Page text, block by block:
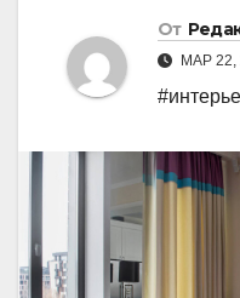
От
МАР 22,